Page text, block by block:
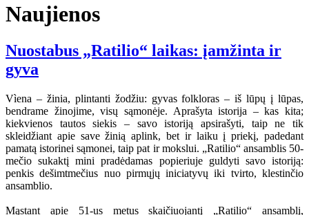
Naujienos
Nuostabus „Ratilio“ laikas: įamžinta ir
gyva
Vìena – žinia, plintanti žodžiu: gyvas folkloras – iš lūpų į lūpas,
bendrame žinojime, visų sąmonėje. Aprašyta istorija – kas kita;
kiekvienos tautos siekis – savo istoriją apsirašyti, taip ne tik
skleidžiant apie save žinią aplink, bet ir laiku į priekį, padedant
pamatą istorinei sąmonei, taip pat ir mokslui. „Ratilio“ ansamblis 50-
mečio sukaktį mini pradėdamas popieriuje guldyti savo istoriją:
penkis dešimtmečius nuo pirmųjų iniciatyvų iki tvirto, klestinčio
ansamblio.
Mąstant apie 51-us metus skaičiuojantį „Ratilio“ ansamblį,